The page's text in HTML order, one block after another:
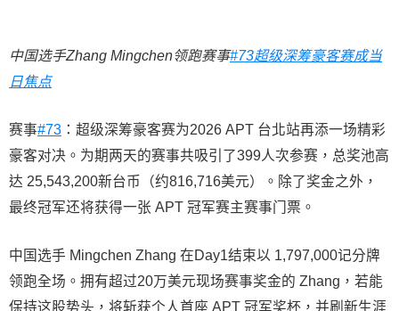
中国选手Zhang Mingchen领跑赛事#73超级深筹豪客赛成当
日焦点
赛事#73 ：超级深筹豪客赛为2026 APT 台北站再添一场精彩
豪客对决。为期两天的赛事共吸引了399人次参赛，总奖池高
达 25,543,200新台币（约816,716美元）。除了奖金之外，
最终冠军还将获得一张 APT 冠军赛主赛事门票。
中国选手 Mingchen Zhang 在Day1结束以 1,797,000记分牌
领跑全场。拥有超过20万美元现场赛事奖金的 Zhang，若能
保持这股势头，将斩获个人首座 APT 冠军奖杯，并刷新生涯